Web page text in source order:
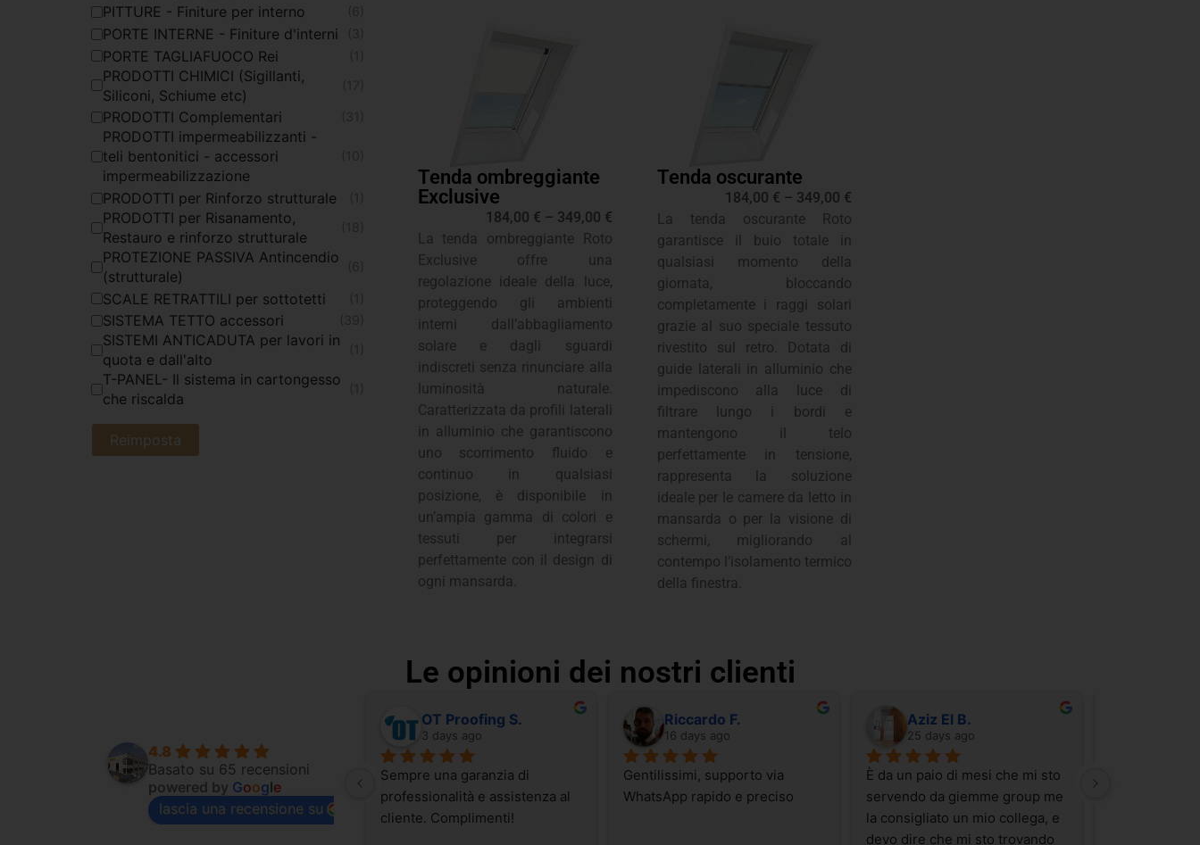
PITTURE - Finiture per interno
PORTE INTERNE - Finiture d'interni
PORTE TAGLIAFUOCO Rei
PRODOTTI CHIMICI (Sigillanti,
Siliconi, Schiume etc)
PRODOTTI Complementari
PRODOTTI impermeabilizzanti -
teli bentonitici - accessori
impermeabilizzazione
PRODOTTI per Rinforzo strutturale
PRODOTTI per Risanamento,
Restauro e rinforzo strutturale
PROTEZIONE PASSIVA Antincendio
(strutturale)
SCALE RETRATTILI per sottotetti
SISTEMA TETTO accessori
SISTEMI ANTICADUTA per lavori in
quota e dall'alto
T-PANEL- Il sistema in cartongesso
che riscalda
Reimposta
Tenda ombreggiante
Exclusive
184,00 € – 349,00 €
La tenda ombreggiante Roto
Exclusive offre una
regolazione ideale della luce,
proteggendo gli ambienti
interni dall’abbagliamento
solare e dagli sguardi
indiscreti senza rinunciare alla
luminosità naturale.
Caratterizzata da profili laterali
in alluminio che garantiscono
uno scorrimento fluido e
continuo in qualsiasi
posizione, è disponibile in
un’ampia gamma di colori e
tessuti per integrarsi
perfettamente con il design di
ogni mansarda.
Tenda oscurante
184,00 € – 349,00 €
La tenda oscurante Roto
garantisce il buio totale in
qualsiasi momento della
giornata, bloccando
completamente i raggi solari
grazie al suo speciale tessuto
rivestito sul retro. Dotata di
guide laterali in alluminio che
impediscono alla luce di
filtrare lungo i bordi e
mantengono il telo
perfettamente in tensione,
rappresenta la soluzione
ideale per le camere da letto in
mansarda o per la visione di
schermi, migliorando al
contempo l’isolamento termico
della finestra.
Le opinioni dei nostri clienti
4.8
Basato su 65 recensioni
powered by Google
lascia una recensione su
OT Proofing S.
3 days ago
Sempre una garanzia di
professionalità e assistenza al
cliente. Complimenti!
Riccardo F.
16 days ago
Gentilissimi, supporto via
WhatsApp rapido e preciso
Aziz El B.
25 days ago
È da un paio di mesi che mi sto
servendo da giemme group me
la consigliato un mio collega, e
devo dire che mi sto trovando